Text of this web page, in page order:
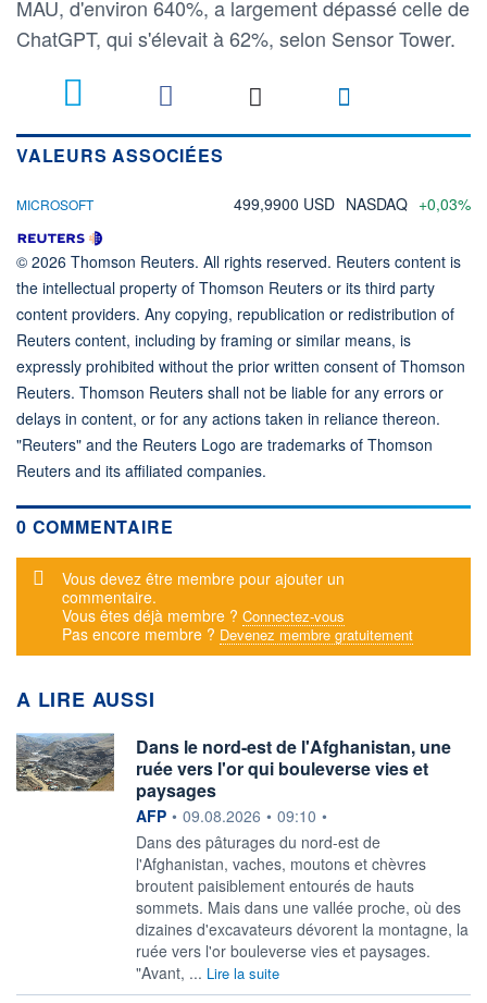
MAU, d'environ 640%, a largement dépassé celle de
ChatGPT, qui s'élevait à 62%, selon Sensor Tower.
VALEURS ASSOCIÉES
MICROSOFT 499,9900 USD NASDAQ +0,03%
© 2026 Thomson Reuters. All rights reserved. Reuters content is
the intellectual property of Thomson Reuters or its third party
content providers. Any copying, republication or redistribution of
Reuters content, including by framing or similar means, is
expressly prohibited without the prior written consent of Thomson
Reuters. Thomson Reuters shall not be liable for any errors or
delays in content, or for any actions taken in reliance thereon.
"Reuters" and the Reuters Logo are trademarks of Thomson
Reuters and its affiliated companies.
0 COMMENTAIRE
Message d'alerte
Vous devez être membre pour ajouter un
commentaire.
Vous êtes déjà membre ? Connectez-vous
Pas encore membre ? Devenez membre gratuitement
A LIRE AUSSI
Dans le nord-est de l'Afghanistan, une
ruée vers l'or qui bouleverse vies et
paysages
information fournie par
AFP • 09.08.2026 • 09:10 •
Dans des pâturages du nord-est de
l'Afghanistan, vaches, moutons et chèvres
broutent paisiblement entourés de hauts
sommets. Mais dans une vallée proche, où des
dizaines d'excavateurs dévorent la montagne, la
ruée vers l'or bouleverse vies et paysages.
"Avant, ... Lire la suite